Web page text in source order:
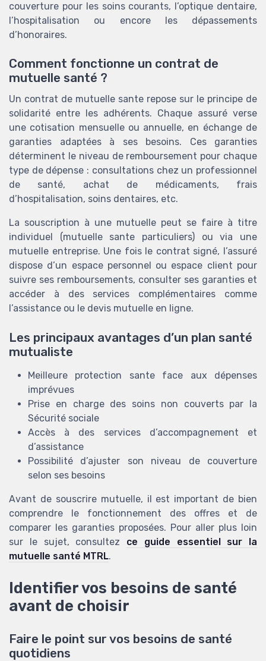
couverture pour les soins courants, l’optique dentaire,
l’hospitalisation ou encore les dépassements
d’honoraires.
Comment fonctionne un contrat de
mutuelle santé ?
Un contrat de mutuelle sante repose sur le principe de
solidarité entre les adhérents. Chaque assuré verse
une cotisation mensuelle ou annuelle, en échange de
garanties adaptées à ses besoins. Ces garanties
déterminent le niveau de remboursement pour chaque
type de dépense : consultations chez un professionnel
de santé, achat de médicaments, frais
d’hospitalisation, soins dentaires, etc.
La souscription à une mutuelle peut se faire à titre
individuel (mutuelle sante particuliers) ou via une
mutuelle entreprise. Une fois le contrat signé, l’assuré
dispose d’un espace personnel ou espace client pour
suivre ses remboursements, consulter ses garanties et
accéder à des services complémentaires comme
l’assistance ou le devis mutuelle en ligne.
Les principaux avantages d’un plan santé
mutualiste
Meilleure protection sante face aux dépenses
imprévues
Prise en charge des soins non couverts par la
Sécurité sociale
Accès à des services d’accompagnement et
d’assistance
Possibilité d’ajuster son niveau de couverture
selon ses besoins
Avant de souscrire mutuelle, il est important de bien
comprendre le fonctionnement des offres et de
comparer les garanties proposées. Pour aller plus loin
sur le sujet, consultez ce guide essentiel sur la
mutuelle santé MTRL.
Identifier vos besoins de santé
avant de choisir
Faire le point sur vos besoins de santé
quotidiens